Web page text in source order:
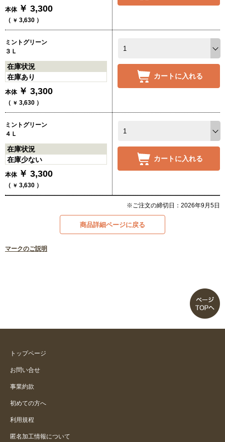
本体 ￥ 3,300
（ ￥ 3,630 ）
ミントグリーン
３Ｌ
在庫状況
在庫あり
本体 ￥ 3,300
（ ￥ 3,630 ）
カートに入れる
ミントグリーン
４Ｌ
在庫状況
在庫少ない
本体 ￥ 3,300
（ ￥ 3,630 ）
カートに入れる
※ご注文の締切日：2026年9月5日
商品詳細ページに戻る
マークのご説明
トップページ
お問い合せ
事業約款
初めての方へ
利用規程
匿名加工情報について